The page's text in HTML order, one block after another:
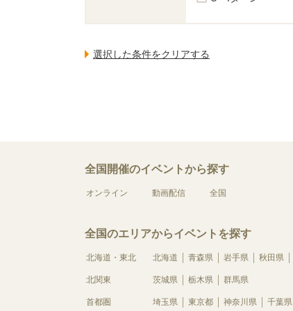
全国開催のイベントから探す
オンライン 動画配信 全国
全国のエリアからイベントを探す
北海道・東北 北海道 青森県 岩手県 秋田県
北関東 茨城県 栃木県 群馬県
首都圏 埼玉県 東京都 神奈川県 千葉県